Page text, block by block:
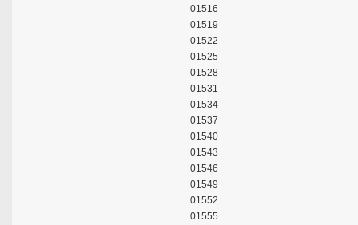
01516
01519
01522
01525
01528
01531
01534
01537
01540
01543
01546
01549
01552
01555